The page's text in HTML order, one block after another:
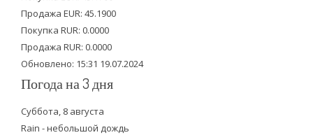
r
o
k
e
Продажа EUR: 45.1900
Покупка RUR: 0.0000
Продажа RUR: 0.0000
Обновлено: 15:31 19.07.2024
Погода на 3 дня
Суббота, 8 августа
Rain - небольшой дождь